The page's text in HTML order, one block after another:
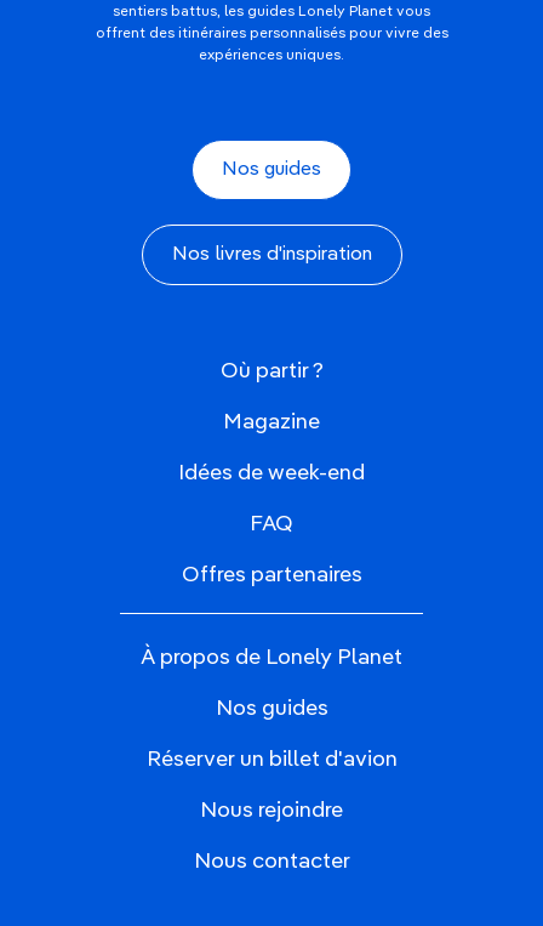
sentiers battus, les guides Lonely Planet vous
offrent des itinéraires personnalisés pour vivre des
expériences uniques.
Nos guides
Nos livres d'inspiration
Où partir ?
Magazine
Idées de week-end
FAQ
Offres partenaires
À propos de Lonely Planet
Nos guides
Réserver un billet d'avion
Nous rejoindre
Nous contacter